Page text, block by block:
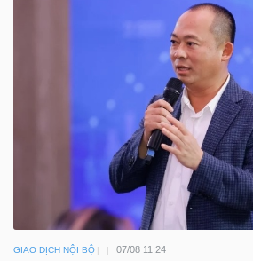
GIAO DỊCH NỘI BỘ 07/08 11:24